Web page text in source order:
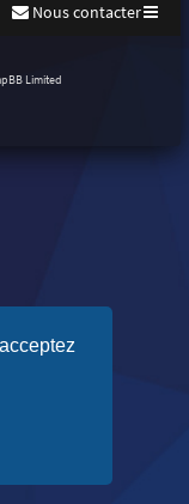
Nous contacter
Limited